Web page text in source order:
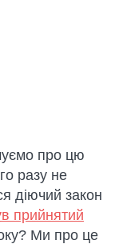
про цю
разу не
діючий закон
прийнятий
Ми про це